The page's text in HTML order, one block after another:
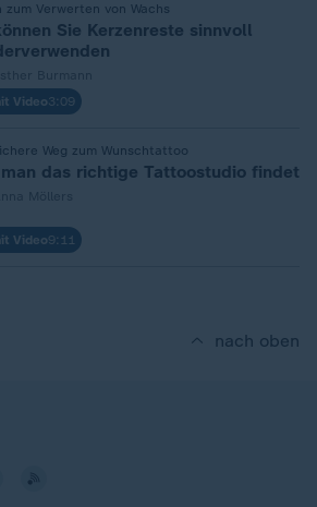
zum Verwerten von Wachs
Sie Kerzenreste sinnvoll
Video3:09
Weg zum Wunschtattoo
das richtige Tattoostudio findet
Video9:11
nach oben